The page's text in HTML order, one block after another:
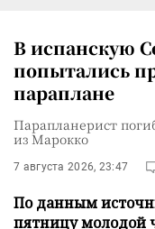
В испанскую
попытались
параплане
Парапланерист
из Марокко
7 августа 2026, 23:47
По данным
пятницу молодой